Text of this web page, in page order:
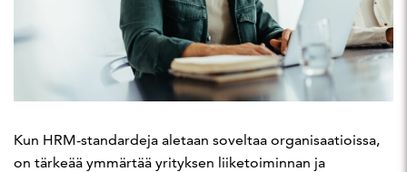
Kun HRM-standardeja aletaan soveltaa organisaatioissa,
on tärkeää ymmärtää yrityksen liiketoiminnan ja